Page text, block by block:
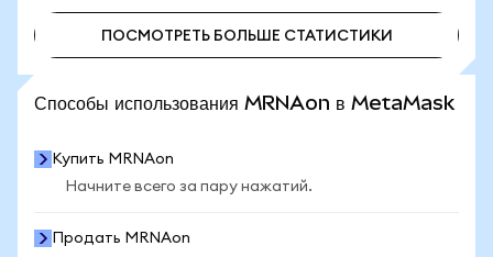
ПОСМОТРЕТЬ БОЛЬШЕ СТАТИСТИКИ
Способы использования MRNAon в MetaMask
Купить MRNAon
Начните всего за пару нажатий.
Продать MRNAon